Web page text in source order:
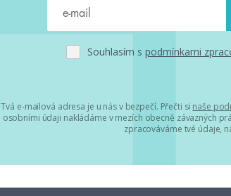
Souhlasím s podmínkami
Tvá e-mailová adresa je u nás v bezpečí. Přečti si naše
osobními údaji nakládáme v mezích obecně závazných
zpracováváme tvé údaje,